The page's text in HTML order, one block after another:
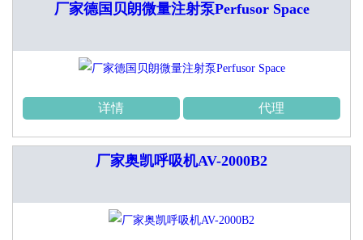
厂家德国贝朗微量注射泵Perfusor Space
详情 代理
厂家奥凯呼吸机AV-2000B2